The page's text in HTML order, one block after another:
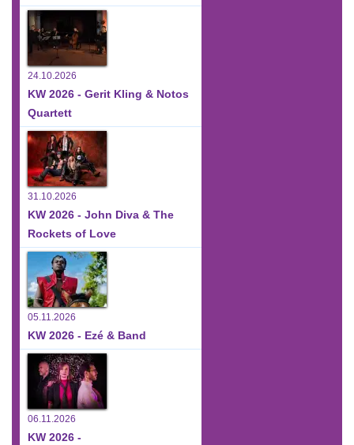
24.10.2026
KW 2026 - Gerit Kling & Notos
Quartett
31.10.2026
KW 2026 - John Diva & The
Rockets of Love
05.11.2026
KW 2026 - Ezé & Band
06.11.2026
KW 2026 -